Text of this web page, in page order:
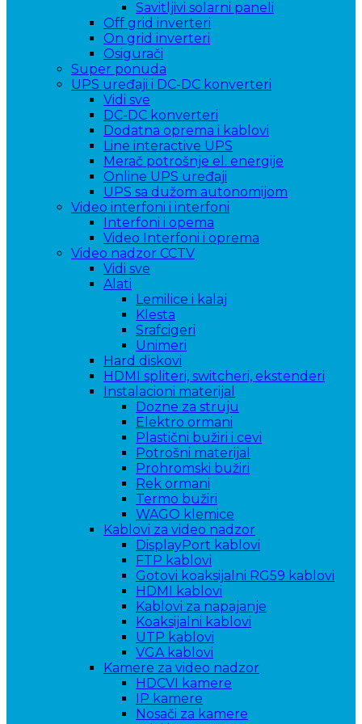
Savitljivi solarni paneli
Off grid inverteri
On grid inverteri
Osigurači
Super ponuda
UPS uređaji i DC-DC konverteri
Vidi sve
DC-DC konverteri
Dodatna oprema i kablovi
Line interactive UPS
Merač potrošnje el. energije
Online UPS uređaji
UPS sa dužom autonomijom
Video interfoni i interfoni
Interfoni i opema
Video Interfoni i oprema
Video nadzor CCTV
Vidi sve
Alati
Lemilice i kalaj
Klesta
Srafcigeri
Unimeri
Hard diskovi
HDMI spliteri, switcheri, ekstenderi
Instalacioni materijal
Dozne za struju
Elektro ormani
Plastični bužiri i cevi
Potrošni materijal
Prohromski bužiri
Rek ormani
Termo bužiri
WAGO klemice
Kablovi za video nadzor
DisplayPort kablovi
FTP kablovi
Gotovi koaksijalni RG59 kablovi
HDMI kablovi
Kablovi za napajanje
Koaksijalni kablovi
UTP kablovi
VGA kablovi
Kamere za video nadzor
HDCVI kamere
IP kamere
Nosači za kamere